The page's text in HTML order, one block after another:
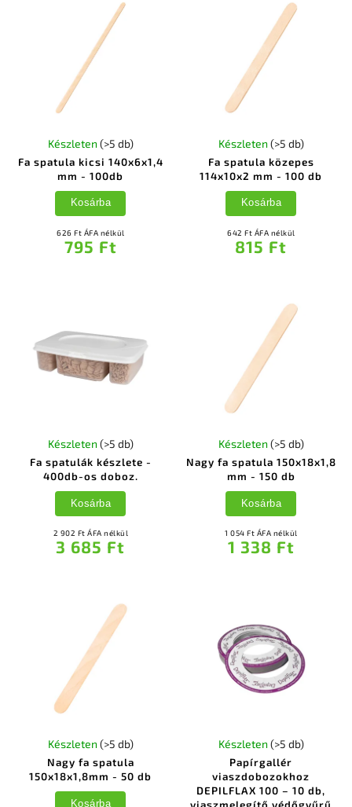
Legnépszerűbb
ABC szerint
Fa spatula kicsi 140x6x1,4
mm - 100db
Készleten (>5 db)
626 Ft ÁFA nélkül
795 Ft
Kosárba
Fa spatula közepes
114x10x2 mm - 100 db
Készleten (>5 db)
642 Ft ÁFA nélkül
815 Ft
Kosárba
Fa spatulák készlete -
400db-os doboz.
Készleten (>5 db)
2 902 Ft ÁFA nélkül
3 685 Ft
Kosárba
Nagy fa spatula 150x18x1,8
mm - 150 db
Készleten (>5 db)
1 054 Ft ÁFA nélkül
1 338 Ft
Kosárba
Nagy fa spatula
150x18x1,8mm - 50 db
Készleten (>5 db)
Kosárba
Papírgallér
viaszdobozokhoz
DEPILFLAX 100 – 10 db,
Készleten (>5 db)